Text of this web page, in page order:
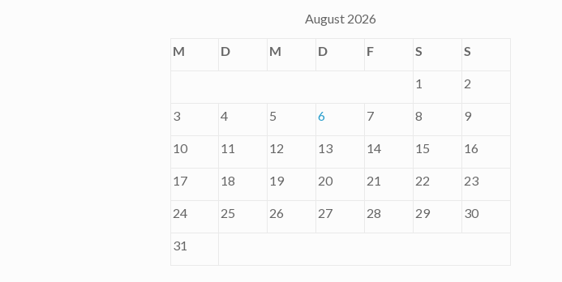
August 2026
M D M D F S S
1 2
3 4 5 6 7 8 9
10 11 12 13 14 15 16
17 18 19 20 21 22 23
24 25 26 27 28 29 30
31